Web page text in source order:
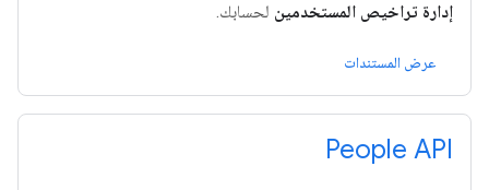
إدارة تراخيص المستخدمين لحسابك.
عرض المستندات
People API